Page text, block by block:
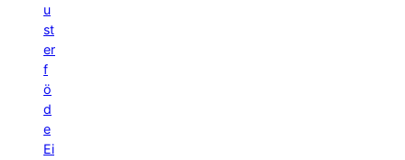
u
st
er
f
ö
d
e
Ei